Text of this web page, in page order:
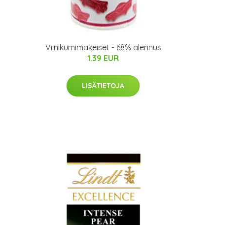
Viinikumimakeiset - 68% alennus
1.39 EUR
LISÄTIETOJA